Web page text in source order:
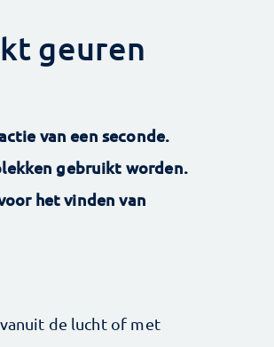
geuren
van een seconde.
gebruikt worden.
het vinden van
de lucht of met